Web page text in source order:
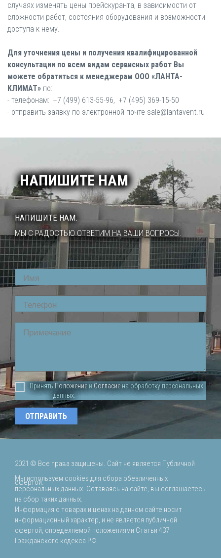
случаях изменять цены прейскуранта, в зависимости от
сложности работ, состояния оборудования и возможности
доступа к нему.
Для уточнения цены и получения квалифицированной
консультации по всем видам сервисных работ Вы
можете обратиться к менеджерам ООО «ЛАНТА-
КЛИМАТ» по:
- телефонам: +7 (499) 613-55-96, +7 (495) 369-15-50
- отправить заявку по электронной почте sale@lantavent.ru
НАПИШИТЕ НАМ
НАПИШИТЕ НАМ.
МЫ С РАДОСТЬЮ ОТВЕТИМ НА ВАШИ ВОПРОСЫ.
Name
Phone
Comment
Принять Положение и Согласие на обработку персональных
данных.
2021 © Все права защищены. Сайт не является Публичной
офертой.
Мы используем cookies для сбора обезличенных
персональных данных. Оставаясь на сайте, вы соглашаетесь
на сбор таких данных.
Информация о товарах и ценах на данном сайте носит
информационный характер, и не является публичной
офертой, определяемой положениями Статьи 437
Гражданского кодекса РФ.